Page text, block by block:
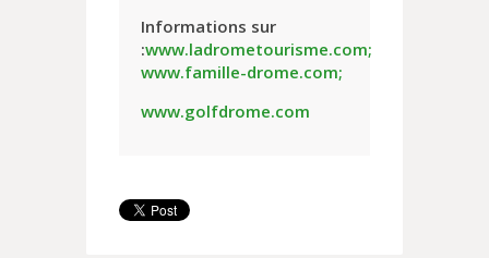
Informations sur
:www.ladrometourisme.com;
www.famille-drome.com;
www.golfdrome.com